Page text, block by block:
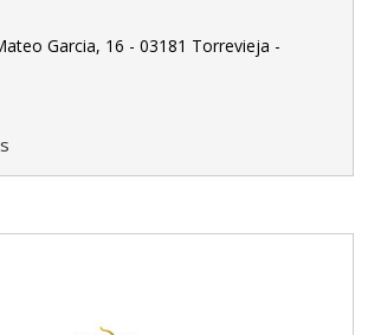
Garcia, 16 - 03181 Torrevieja -